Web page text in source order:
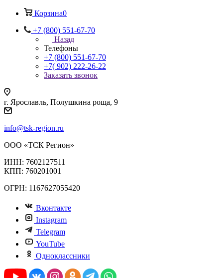
Корзина0
+7 (800) 551-67-70
Назад
Телефоны
+7 (800) 551-67-70
+7( 902) 222-26-22
Заказать звонок
г. Ярославль, Полушкина роща, 9
info@tsk-region.ru
ООО «ТСК Регион»
ИНН: 7602127511
КПП: 760201001
ОГРН: 1167627055420
Вконтакте
Instagram
Telegram
YouTube
Одноклассники